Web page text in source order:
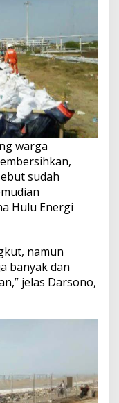
warga
sudah
Hulu Energi
namun
banyak dan
jelas Darsono,